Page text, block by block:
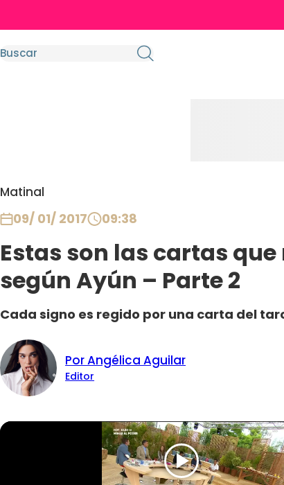
Matinal
09/ 01/ 2017 09:38
Estas son las cartas
según Ayún – Parte 2
Cada signo es regido por una carta del
Por Angélica Aguilar
Editor